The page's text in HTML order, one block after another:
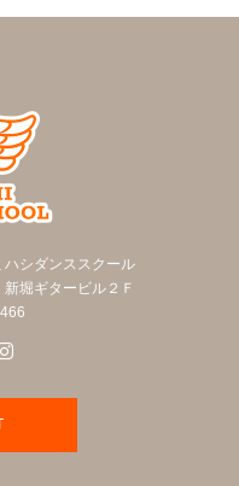
シダンススクール
堀ギタービル２Ｆ